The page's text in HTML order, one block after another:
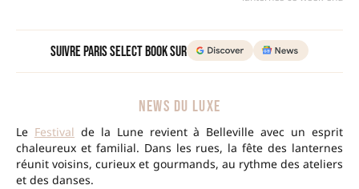
Suivre Paris Select Book sur
NEWS DU LUXE
Le Festival de la Lune revient à Belleville avec un esprit
chaleureux et familial. Dans les rues, la fête des lanternes
réunit voisins, curieux et gourmands, au rythme des ateliers
et des danses.